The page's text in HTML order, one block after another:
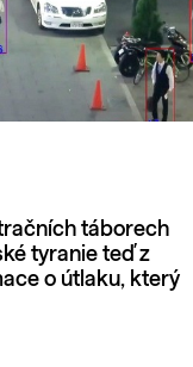
táborech
tyranie teď z
o útlaku, který